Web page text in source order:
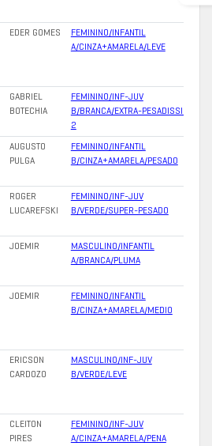
EDER GOMES
FEMININO/INFANTIL
A/CINZA+AMARELA/LEVE
GABRIEL
BOTECHIA
FEMININO/INF-JUV
B/BRANCA/EXTRA-PESADISSIMO
2
AUGUSTO
PULGA
FEMININO/INFANTIL
B/CINZA+AMARELA/PESADO
ROGER
LUCAREFSKI
FEMININO/INF-JUV
B/VERDE/SUPER-PESADO
JOEMIR
MASCULINO/INFANTIL
A/BRANCA/PLUMA
JOEMIR
FEMININO/INFANTIL
B/CINZA+AMARELA/MEDIO
ERICSON
CARDOZO
MASCULINO/INF-JUV
B/VERDE/LEVE
CLEITON
PIRES
FEMININO/INF-JUV
A/CINZA+AMARELA/PENA